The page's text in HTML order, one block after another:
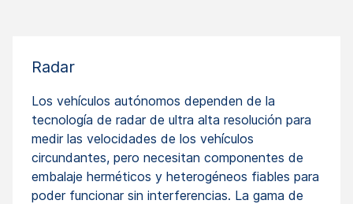
Radar
Los vehículos autónomos dependen de la
tecnología de radar de ultra alta resolución para
medir las velocidades de los vehículos
circundantes, pero necesitan componentes de
embalaje herméticos y heterogéneos fiables para
poder funcionar sin interferencias. La gama de